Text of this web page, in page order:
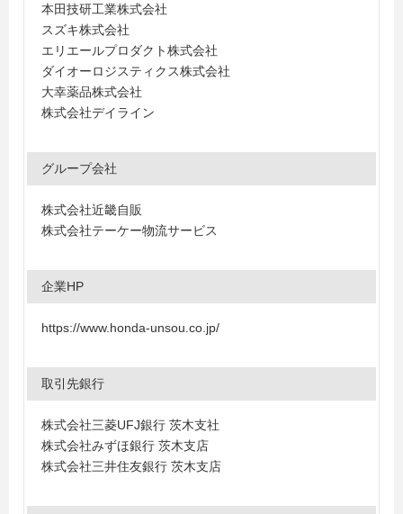
本田技研工業株式会社
スズキ株式会社
エリエールプロダクト株式会社
ダイオーロジスティクス株式会社
大幸薬品株式会社
株式会社デイライン
グループ会社
株式会社近畿自販
株式会社テーケー物流サービス
企業HP
https://www.honda-unsou.co.jp/
取引先銀行
株式会社三菱UFJ銀行 茨木支社
株式会社みずほ銀行 茨木支店
株式会社三井住友銀行 茨木支店